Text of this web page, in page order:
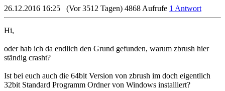
26.12.2016 16:25 (Vor 3512 Tagen) 4868 Aufrufe 1 Antwort
Hi,
oder hab ich da endlich den Grund gefunden, warum zbrush hier
ständig crasht?
Ist bei euch auch die 64bit Version von zbrush im doch eigentlich
32bit Standard Programm Ordner von Windows installiert?